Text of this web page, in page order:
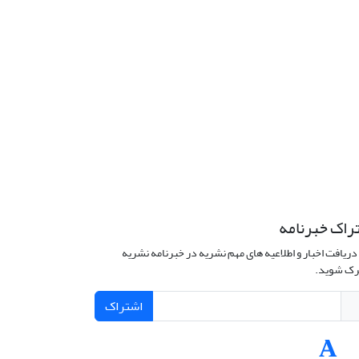
خبرنامه
اخبار و اطلاعیه های مهم نشریه در خبرنامه نشریه
شوید.
اشتراک